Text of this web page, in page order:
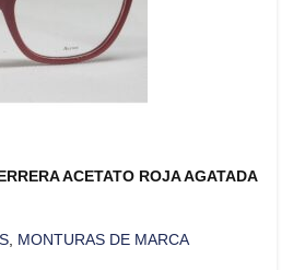
ACETATO ROJA AGATADA
MONTURAS DE MARCA